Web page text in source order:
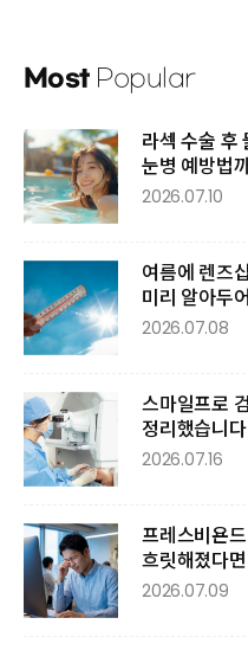
Most Popular
라섹 수술 후
눈병 예방법
2026.07.10
여름에 렌즈
미리 알아두
2026.07.08
스마일프로
정리했습니다
2026.07.16
프레스비욘
흐릿해졌다
2026.07.09